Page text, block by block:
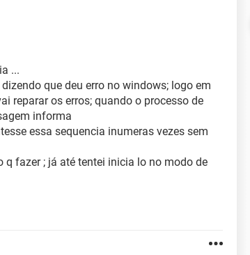
...
que deu erro no windows; logo em
reparar os erros; quando o processo de
informa
essa sequencia inumeras vezes sem
q fazer ; já até tentei inicia lo no modo de